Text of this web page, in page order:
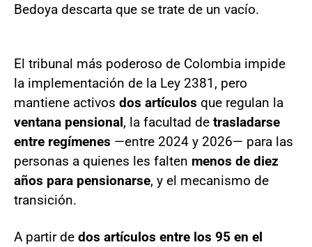
Bedoya descarta que se trate de un vacío.
El tribunal más poderoso de Colombia impide
la implementación de la Ley 2381, pero
mantiene activos dos artículos que regulan la
ventana pensional, la facultad de trasladarse
entre regímenes —entre 2024 y 2026— para las
personas a quienes les falten menos de diez
años para pensionarse, y el mecanismo de
transición.
A partir de dos artículos entre los 95 en el